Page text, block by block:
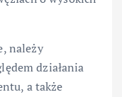
należy
działania
a także